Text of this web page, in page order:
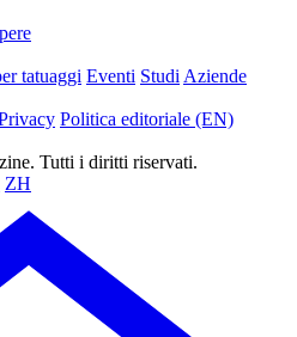
tatuaggi Eventi Studi Aziende
Politica editoriale (EN)
Tutti i diritti riservati.
ZH